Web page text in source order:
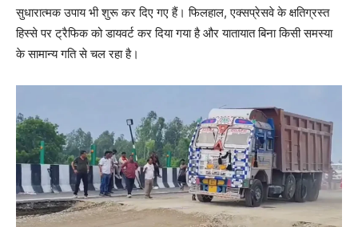
सुधारात्मक उपाय भी शुरू कर दिए गए हैं। फिलहाल, एक्सप्रेसवे के क्षतिग्रस्त
हिस्से पर ट्रैफिक को डायवर्ट कर दिया गया है और यातायात बिना किसी समस्या
के सामान्य गति से चल रहा है।